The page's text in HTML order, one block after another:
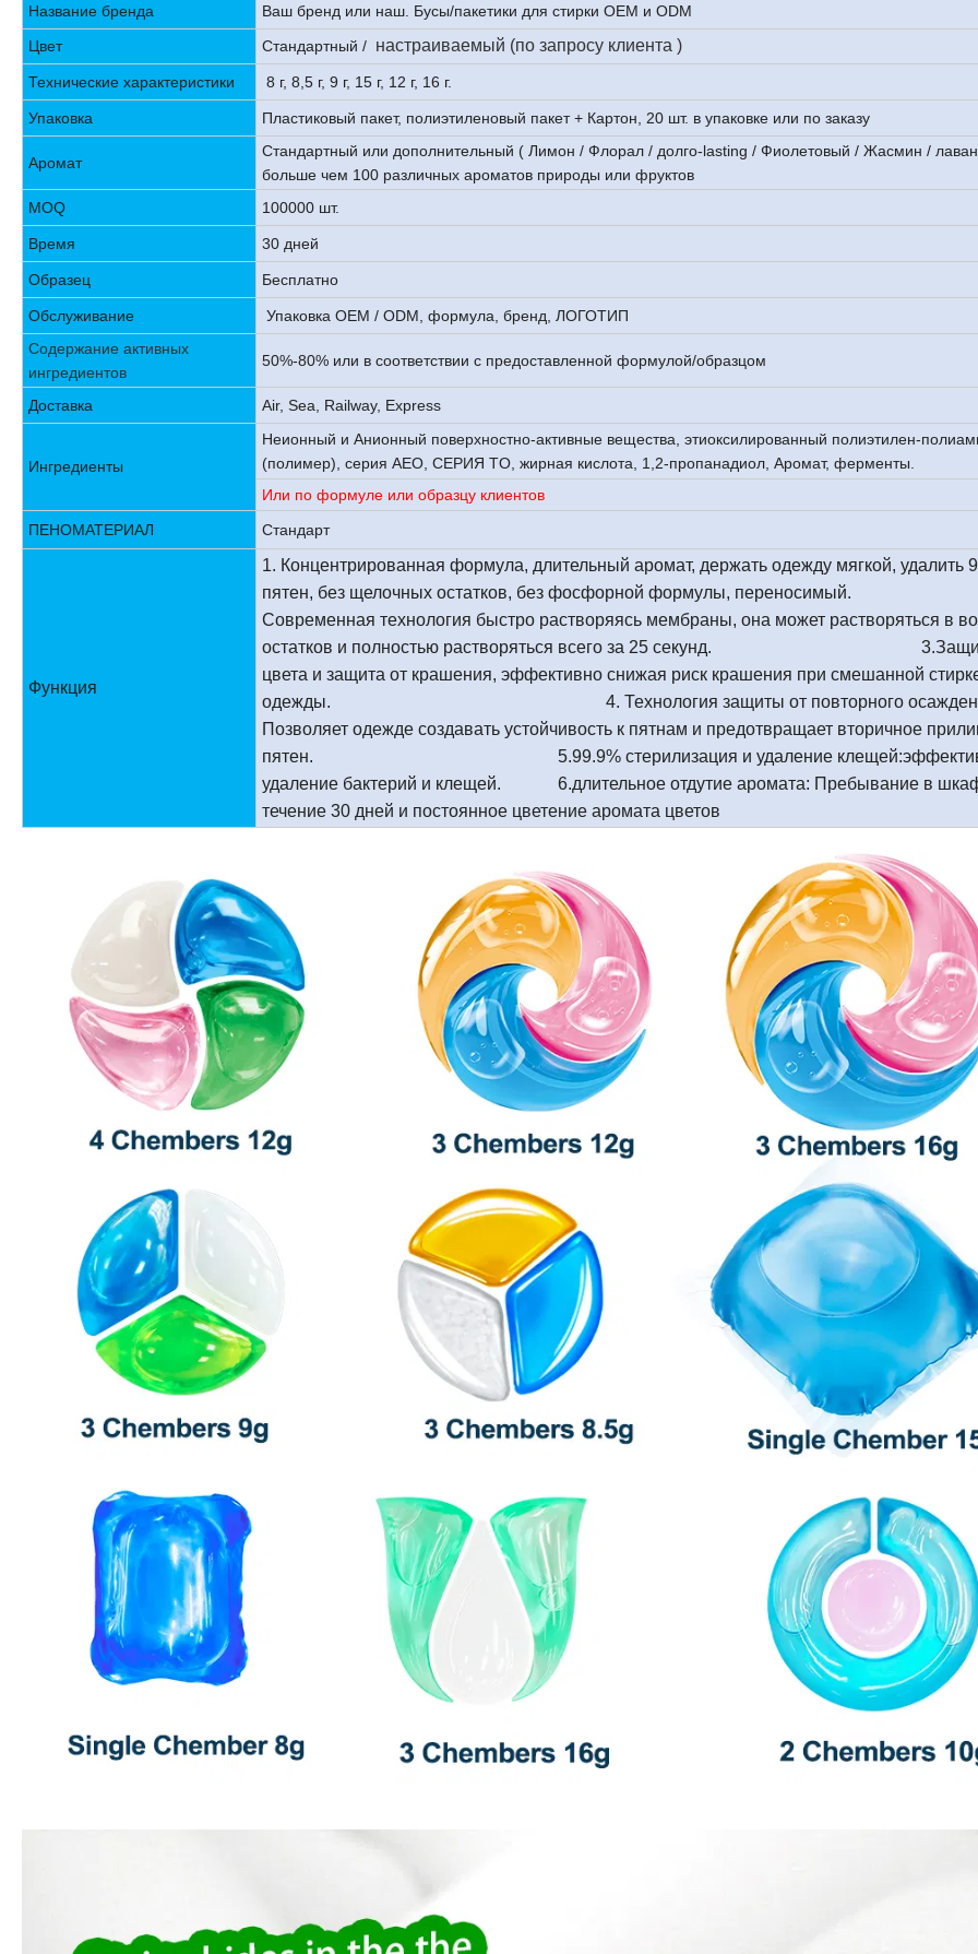
Название бренда
Ваш бренд или наш. Бусы/пакетики для стирки OEM и ODM
Цвет
Стандартный / настраиваемый (по запросу клиента )
Технические характеристики 8 г, 8,5 г, 9 г, 15 г, 12 г, 16 г.
Упаковка Пластиковый пакет, полиэтиленовый пакет + Картон, 20 шт. в упаковке или по заказу
Аромат
Стандартный или дополнительный ( Лимон / Флорал / долго-lasting / Фиолетовый / Жасмин /
больше чем 100 различных ароматов природы или фруктов
MOQ
100000 шт.
Время 30 дней
Образец Бесплатно
Обслуживание
Упаковка OEM / ODM, формула, бренд, ЛОГОТИП
Содержание активных
ингредиентов
50%-80% или в соответствии с предоставленной формулой/образцом
Доставка Air, Sea, Railway, Express
Ингредиенты
Неионный и Анионный поверхностно-активные вещества, этиоксилированный полиэтилен-
(полимер), серия AEO, СЕРИЯ TO, жирная кислота, 1,2-пропанадиол, Аромат, ферменты.
Или по формуле или образцу клиентов
ПЕНОМАТЕРИАЛ
Стандарт
Функция
1. Концентрированная формула, длительный аромат, держать одежду мягкой, удалить
пятен, без щелочных остатков, без фосфорной формулы,
Современная технология быстро растворяясь мембраны, она может растворяться в
остатков и полностью растворяться всего за 25 секунд.
цвета и защита от крашения, эффективно снижая риск крашения при смешанной
одежды. 4. Технология защиты от повторного
Позволяет одежде создавать устойчивость к пятнам и предотвращает вторичное
пятен. 5.99.9% стерилизация и удаление
удаление бактерий и клещей. 6.длительное отдутие аромата: Пребывание в
течение 30 дней и постоянное цветение аромата цветов